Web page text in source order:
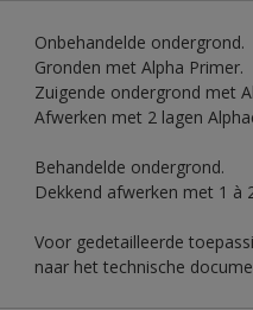
Onbehandelde ondergrond.
Gronden met Alpha Primer.
Zuigende ondergrond met
Afwerken met 2 lagen
Behandelde ondergrond.
Dekkend afwerken met 1 à
Voor gedetailleerde
naar het technische